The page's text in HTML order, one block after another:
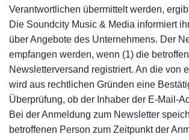
Verantwortlichen übermittelt werden,
Die Soundcity Music & Media informiert
über Angebote des Unternehmens. Der
empfangen werden, wenn (1) die
Newsletterversand registriert. An die von
wird aus rechtlichen Gründen eine
Überprüfung, ob der Inhaber der E-Mail-
Bei der Anmeldung zum Newsletter
betroffenen Person zum Zeitpunkt der